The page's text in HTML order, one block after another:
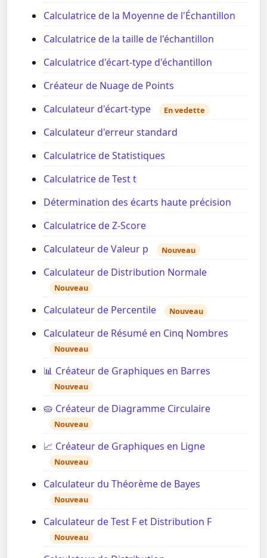
Calculatrice de la Moyenne de l'Échantillon
Calculatrice de la taille de l'échantillon
Calculatrice d'écart-type d'échantillon
Créateur de Nuage de Points
Calculateur d'écart-type
En vedette
Calculateur d'erreur standard
Calculatrice de Statistiques
Calculatrice de Test t
Détermination des écarts haute précision
Calculatrice de Z-Score
Calculateur de Valeur p
Nouveau
Calculateur de Distribution Normale
Nouveau
Calculateur de Percentile Nouveau
Calculateur de Résumé en Cinq Nombres
Nouveau
📊 Créateur de Graphiques en Barres
Nouveau
🥧 Créateur de Diagramme Circulaire
Nouveau
📈 Créateur de Graphiques en Ligne
Nouveau
Calculateur du Théorème de Bayes
Nouveau
Calculateur de Test F et Distribution F
Nouveau